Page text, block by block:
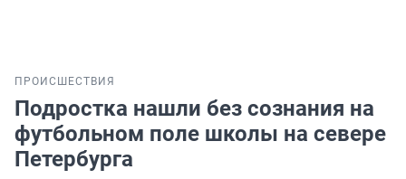
ПРОИСШЕСТВИЯ
Подростка нашли без сознания на
футбольном поле школы на севере
Петербурга